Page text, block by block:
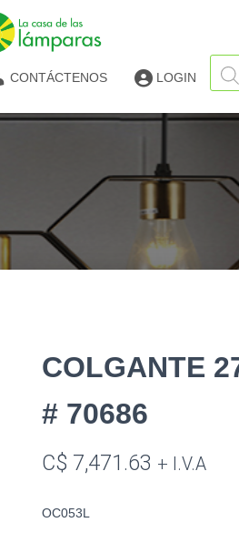
CONTÁCTENOS LOGIN
de
COLGANTE
# 70686
C$ 7,471.63 + I.V.A
OC053L